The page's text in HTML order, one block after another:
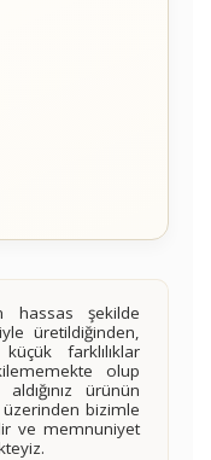
şekilde
üretildiğinden,
farklılıklar
olup
ürünün
üzerinden bizimle
ve memnuniyet